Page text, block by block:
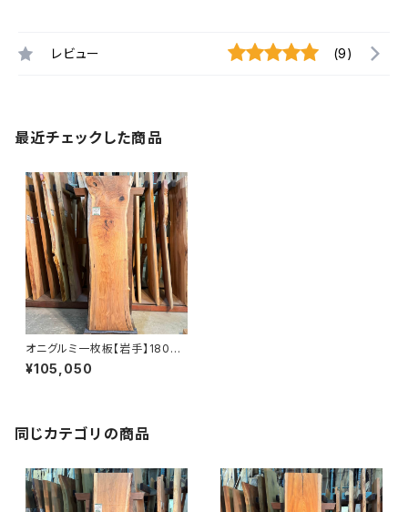
レビュー (9)
最近チェックした商品
オニグルミ一枚板【岩手】1800×
420~540×48㎜【オイル塗装
仕上げ済み】
¥105,050
同じカテゴリの商品